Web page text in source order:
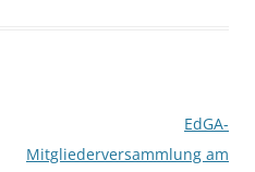
EdGA-
Mitgliederversammlung am